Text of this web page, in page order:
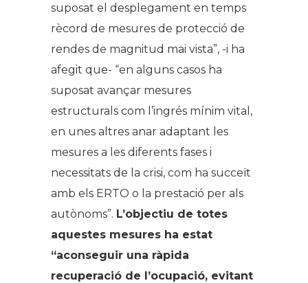
suposat el desplegament en temps
rècord de mesures de protecció de
rendes de magnitud mai vista”, -i ha
afegit que- “en alguns casos ha
suposat avançar mesures
estructurals com l’ingrés mínim vital,
en unes altres anar adaptant les
mesures a les diferents fases i
necessitats de la crisi, com ha succeït
amb els ERTO o la prestació per als
autònoms”. L’objectiu de totes
aquestes mesures ha estat
“aconseguir una ràpida
recuperació de l’ocupació, evitant